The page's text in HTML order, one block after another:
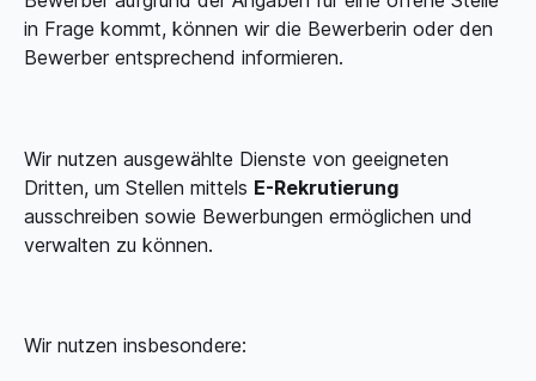
in Frage kommt, können wir die Bewerberin oder den
Bewerber entsprechend informieren.
Wir nutzen ausgewählte Dienste von geeigneten
Dritten, um Stellen mittels E-Rekrutierung
ausschreiben sowie Bewerbungen ermöglichen und
verwalten zu können.
Wir nutzen insbesondere: